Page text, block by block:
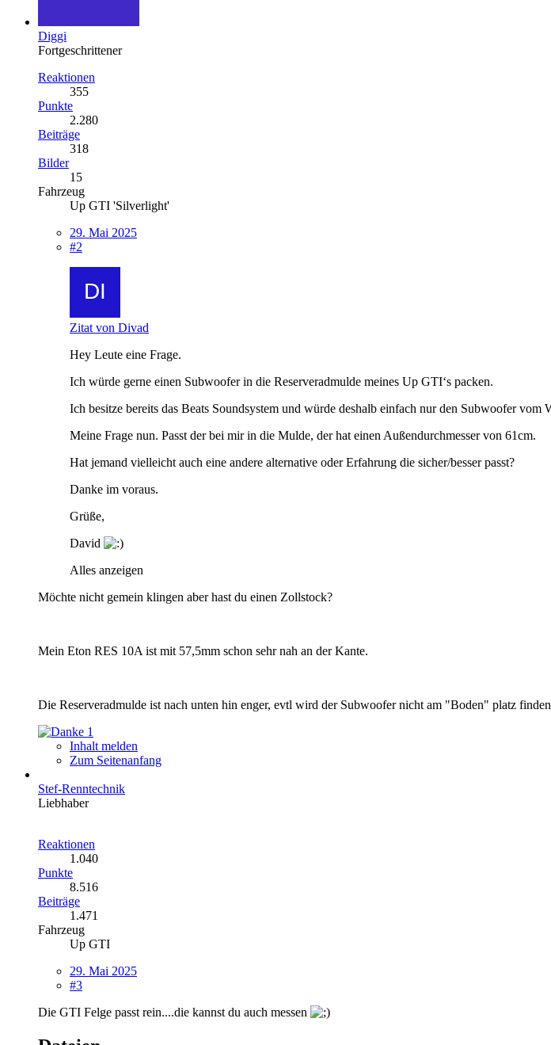
Diggi
Fortgeschrittener
Reaktionen
355
Punkte
2.280
Beiträge
318
Bilder
15
Fahrzeug
Up GTI 'Silverlight'
29. Mai 2025
#2
Zitat von Divad
Hey Leute eine Frage.
Ich würde gerne einen Subwoofer in die Reserveradmulde meines Up GTI‘s packen.
Ich besitze bereits das Beats Soundsystem und würde deshalb einfach nur den Subwoofer
Meine Frage nun. Passt der bei mir in die Mulde, der hat einen Außendurchmesser von 61cm.
Hat jemand vielleicht auch eine andere alternative oder Erfahrung die sicher/besser passt?
Danke im voraus.
Grüße,
David
Alles anzeigen
Möchte nicht gemein klingen aber hast du einen Zollstock?
Mein Eton RES 10A ist mit 57,5mm schon sehr nah an der Kante.
Die Reserveradmulde ist nach unten hin enger, evtl wird der Subwoofer nicht am "Boden" platz finden
1
Inhalt melden
Zum Seitenanfang
Stef-Renntechnik
Liebhaber
Reaktionen
1.040
Punkte
8.516
Beiträge
1.471
Fahrzeug
Up GTI
29. Mai 2025
#3
Die GTI Felge passt rein....die kannst du auch messen